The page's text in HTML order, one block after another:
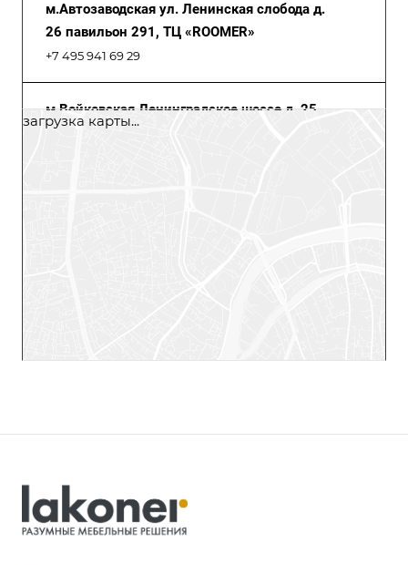
м.Автозаводская ул. Ленинская слобода д.
26 павильон 291, ТЦ «ROOMER»
+7 495 941 69 29
м.Войковская Ленинградское шоссе д. 25,
Центр Дизайна «Family Room», 3 этаж
3 этаж ARTPLAY
г. Химки, ул. Бутаково д. 4, МТК «ГРАНД-1»,
2 этаж, студия Lakoner Кухни.
загрузка карты...